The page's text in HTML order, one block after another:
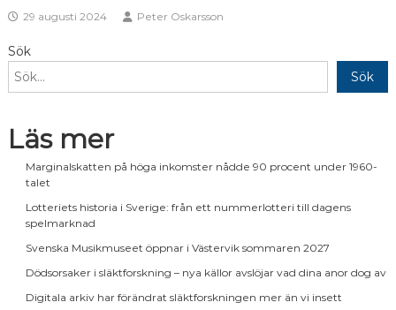
29 augusti 2024 Peter Oskarsson
Sök
Sök
Läs mer
Marginalskatten på höga inkomster nådde 90 procent under 1960-
talet
Lotteriets historia i Sverige: från ett nummerlotteri till dagens
spelmarknad
Svenska Musikmuseet öppnar i Västervik sommaren 2027
Dödsorsaker i släktforskning – nya källor avslöjar vad dina anor dog av
Digitala arkiv har förändrat släktforskningen mer än vi insett